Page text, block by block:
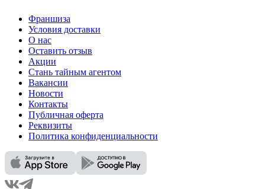
Франшиза
Условия доставки
О нас
Оставить отзыв
Акции
Стань тайным агентом
Вакансии
Новости
Контакты
Публичная оферта
Реквизиты
Политика конфиденциальности